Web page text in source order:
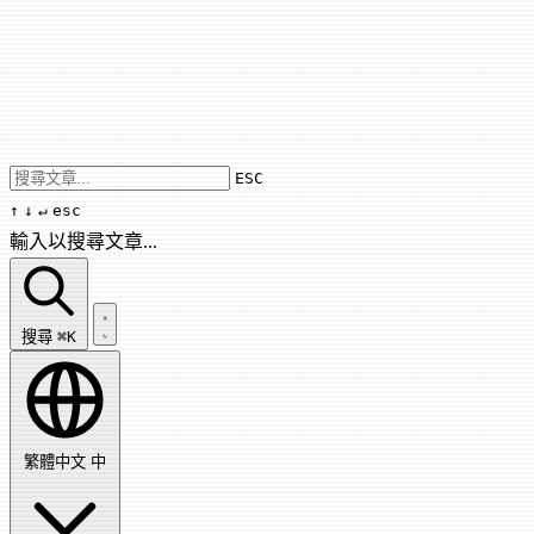
Use arrow keys to navigate results,
ESC
↑ ↓ ↵ esc
輸入以搜尋文章...
搜尋文章...
搜尋 ⌘K
繁體中文 中